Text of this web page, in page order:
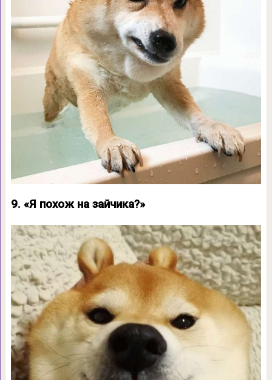
9. «Я похож на зайчика?»